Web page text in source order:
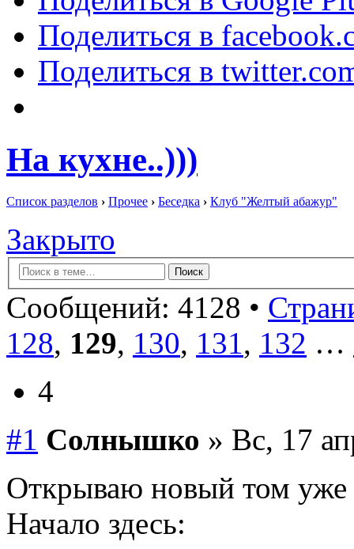
Поделиться в
Поделиться в
На кухне..)))
Список разделов › Прочее › Беседка › Клуб "Желтый абажур"
Закрыто
Сообщений: 4128 •
128, 129, 130, 131, 132 …
4
#1 Солнышко » Вс, 17
Открываю новый том
Начало здесь: